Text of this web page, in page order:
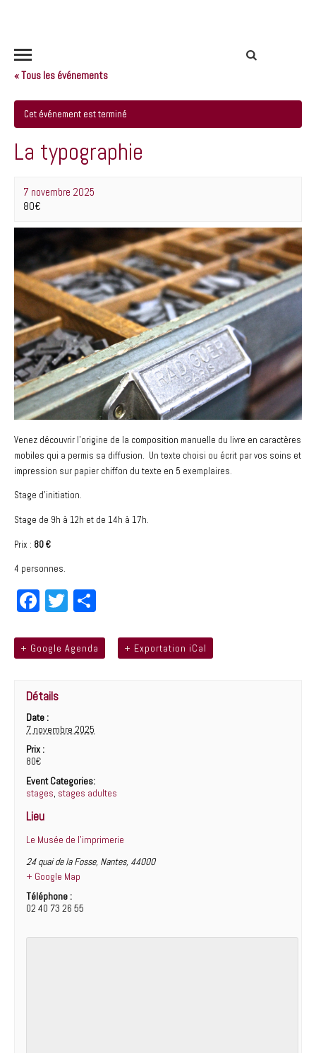
« Tous les événements
Cet événement est terminé
La typographie
7 novembre 2025
80€
Venez découvrir l’origine de la composition manuelle du livre en caractères
mobiles qui a permis sa diffusion. Un texte choisi ou écrit par vos soins et
impression sur papier chiffon du texte en 5 exemplaires.
Stage d’initiation.
Stage de 9h à 12h et de 14h à 17h.
Prix : 80 €
4 personnes.
Fa
bo
ok
T
tt
er
ag
er
+ Google Agenda + Exportation iCal
Détails
Date :
7 novembre 2025
Prix :
80€
Event Categories:
stages stages adultes
Lieu
Le Musée de l’imprimerie
24 quai de la Fosse, Nantes, 44000
+ Google Map
Téléphone :
02 40 73 26 55